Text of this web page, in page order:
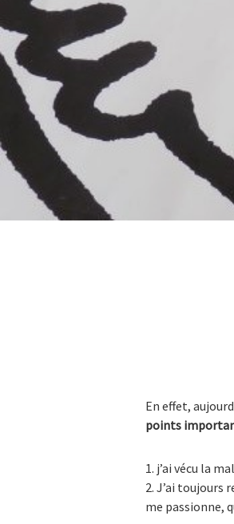
En effet,
points
j’ai vécu la
J’ai toujours
me passionne,